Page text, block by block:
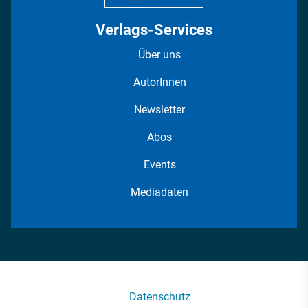
Verlags-Services
Über uns
AutorInnen
Newsletter
Abos
Events
Mediadaten
Datenschutz